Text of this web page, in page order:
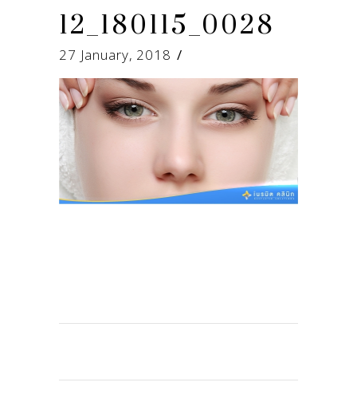
12_180115_0028
27 January, 2018